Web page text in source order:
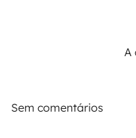
A
Sem comentários